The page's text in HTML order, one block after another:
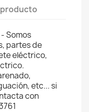
producto
Somos
partes de
eléctrico,
etc... si
con